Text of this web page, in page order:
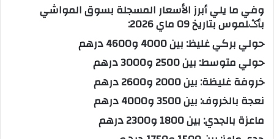
وفي ما يلي أبرز الأسعار المسجلة بسوق المواشي
بأݣلموس بتاريخ 09 ماي 2026:
حولي بركي غليظ: بين 4000 و4600 درهم
حولي متوسط: بين 2500 و3000 درهم
خروفة غليظة: بين 2000 و2600 درهم
نعجة بالخروف: بين 3500 و4000 درهم
ماعزة بالجدي: بين 1800 و2300 درهم